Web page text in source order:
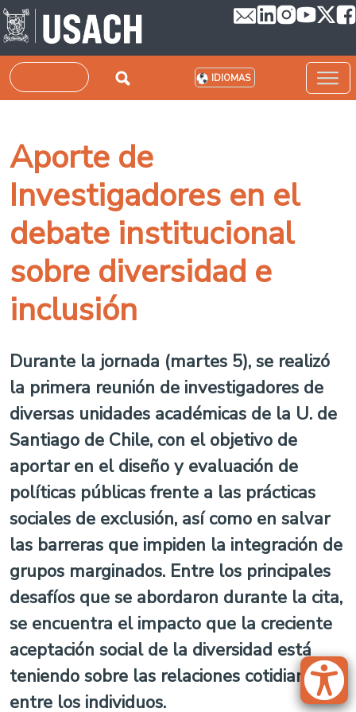
Pasar al contenido principal
Buscar IDIOMAS
Aporte de
Investigadores en el
debate institucional
sobre diversidad e
inclusión
Durante la jornada (martes 5), se realizó
la primera reunión de investigadores de
diversas unidades académicas de la U. de
Santiago de Chile, con el objetivo de
aportar en el diseño y evaluación de
políticas públicas frente a las prácticas
sociales de exclusión, así como en salvar
las barreras que impiden la integración de
grupos marginados. Entre los principales
desafíos que se abordaron durante la cita,
se encuentra el impacto que la creciente
aceptación social de la diversidad está
teniendo sobre las relaciones cotidianas
entre los individuos.